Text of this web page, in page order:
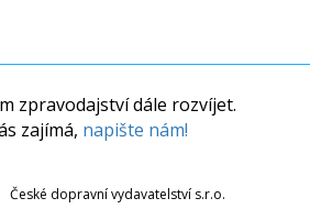
zpravodajství dále rozvíjet.
zajímá, napište nám!
České dopravní vydavatelství s.r.o.